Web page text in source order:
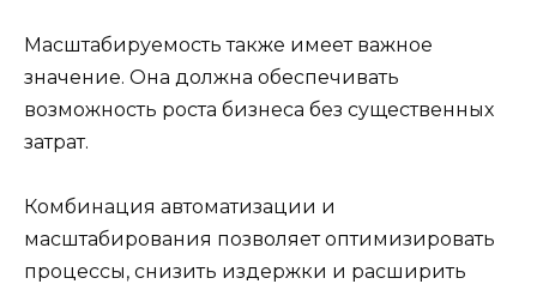
Масштабируемость также имеет важное
значение. Она должна обеспечивать
возможность роста бизнеса без существенных
затрат.
Комбинация автоматизации и
масштабирования позволяет оптимизировать
процессы, снизить издержки и расширить